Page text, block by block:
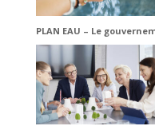
PLAN EAU – Le